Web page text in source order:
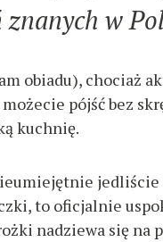
w
obiadu), chociaż
pójść bez
kuchnię.
jedliście
to oficjalnie
nadziewa się na